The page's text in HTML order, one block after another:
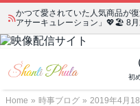
宗教学講座 中級コース 第139
ちの出自／在日が入り込むヤク
初
Home » 時事ブログ » 2019年4月